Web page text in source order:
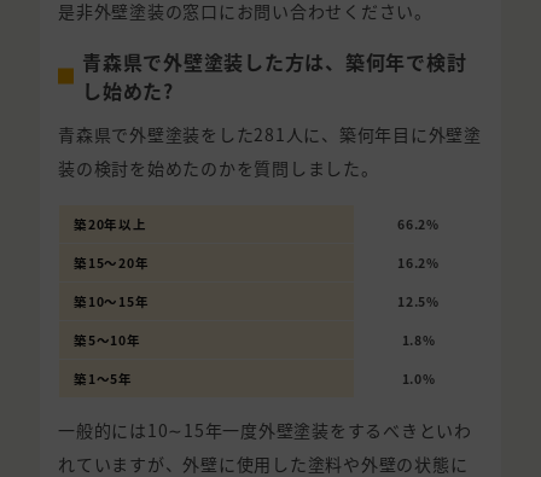
是非外壁塗装の窓口にお問い合わせください。
青森県で外壁塗装した方は、築何年で検討
し始めた?
青森県で外壁塗装をした281人に、築何年目に外壁塗
装の検討を始めたのかを質問しました。
築20年以上 66.2%
築15〜20年 16.2%
築10〜15年 12.5%
築5〜10年 1.8%
築1〜5年 1.0%
一般的には10∼15年一度外壁塗装をするべきといわ
れていますが、外壁に使用した塗料や外壁の状態に